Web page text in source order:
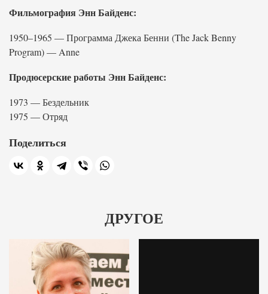
Фильмография Энн Байденс:
1950–1965 — Программа Джека Бенни (The Jack Benny
Program) — Anne
Продюсерские работы Энн Байденс:
1973 — Бездельник
1975 — Отряд
Поделиться
ДРУГОЕ